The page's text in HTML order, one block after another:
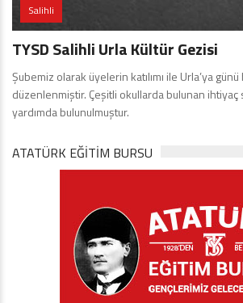
Salihli
TYSD Salihli Urla Kültür Gezisi
Şubemiz olarak üyelerin katılımı ile Urla’ya
düzenlenmiştir. Çeşitli okullarda bulunan
yardımda bulunulmuştur.
ATATÜRK EĞITIM BURSU